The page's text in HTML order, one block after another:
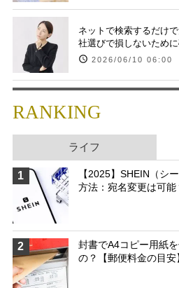
ネットで検索するだけ
社選びで損しないため
2026/06/10 06:00
RANKING
ライフ
1
【2025】SHEIN（シ
方法：宛名変更は可能
2
封書でA4コピー用紙
の？【郵便料金の目安